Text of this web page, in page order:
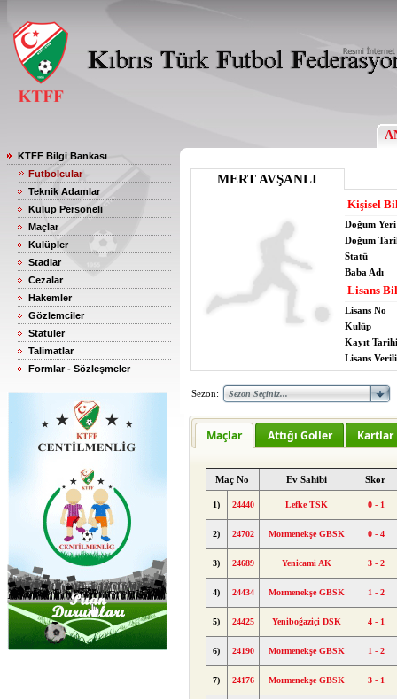
KTFF Bilgi Bankası
Futbolcular
Teknik Adamlar
Kulüp Personeli
Maçlar
Kulüpler
Stadlar
Cezalar
Hakemler
Gözlemciler
Statüler
Talimatlar
Formlar - Sözleşmeler
MERT AVŞANLI
Kişisel
Doğum Yeri
Doğum
Statü
Baba Adı
Lisans
Lisans No
Kulüp
Kayıt Tarihi
Lisans
Sezon:
Maçlar Attığı Goller Kartlar
Maç No Ev Sahibi Skor
1) 24440 Lefke TSK 0 - 1
2) 24702 Mormenekşe GBSK 0 - 4
3) 24689 Yenicami AK 3 - 2
4) 24434 Mormenekşe GBSK 1 - 2
5) 24425 Yeniboğaziçi DSK 4 - 1
6) 24190 Mormenekşe GBSK 1 - 2
7) 24176 Mormenekşe GBSK 3 - 1